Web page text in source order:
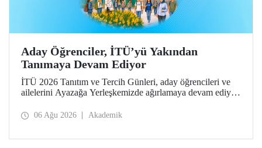
Aday Öğrenciler, İTÜ’yü Yakından
Tanımaya Devam Ediyor
İTÜ 2026 Tanıtım ve Tercih Günleri, aday öğrencileri ve
ailelerini Ayazağa Yerleşkemizde ağırlamaya devam ediyor.
ilgili fakülte ve birimler adaylara bilgi vermeye devam
06 Ağu 2026 Akademik